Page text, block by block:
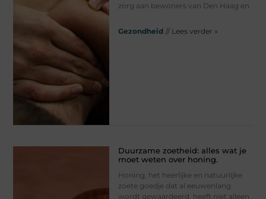
zorg aan bewoners van Den Haag en
Gezondheid // Lees verder »
Duurzame zoetheid: alles wat je
moet weten over honing.
Honing, het heerlijke en natuurlijke
zoete goedje dat al eeuwenlang
wordt gewaardeerd, heeft niet alleen